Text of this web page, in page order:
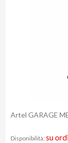
Artel GARAGE
Disponibilità: su